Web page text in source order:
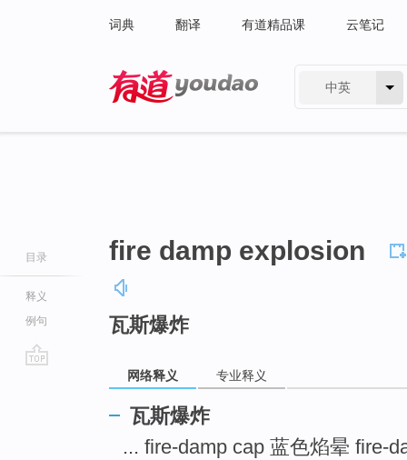
词典 翻译 有道精品课 云笔记
中英
目录
释义
例句
fire damp explosion
瓦斯爆炸
网络释义 专业释义
瓦斯爆炸
... fire-damp cap 蓝色焰晕 fire-